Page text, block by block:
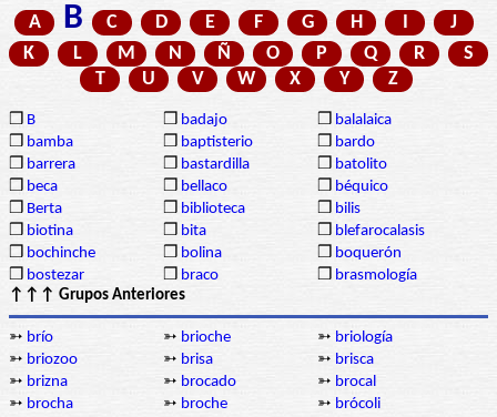
A B C D E F G H I
J
K
L M N Ñ O P Q R
S
T
U V W X Y Z
❒ B ❒ badajo ❒ balalaica
❒ bamba ❒ baptisterio ❒ bardo
❒ barrera ❒ bastardilla ❒ batolito
❒ beca ❒ bellaco ❒ béquico
❒ Berta ❒ biblioteca ❒ bilis
❒ biotina ❒ bita ❒ blefarocalasis
❒ bochinche ❒ bolina ❒ boquerón
❒ bostezar ❒ braco ❒ brasmología
↑↑↑ Grupos Anteriores
➳ brío ➳ brioche ➳ briología
➳ briozoo ➳ brisa ➳ brisca
➳ brizna ➳ brocado ➳ brocal
➳ brocha ➳ broche ➳ brócoli